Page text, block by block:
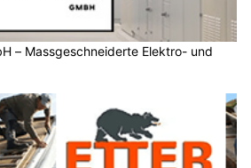
– Massgeschneiderte Elektro- und